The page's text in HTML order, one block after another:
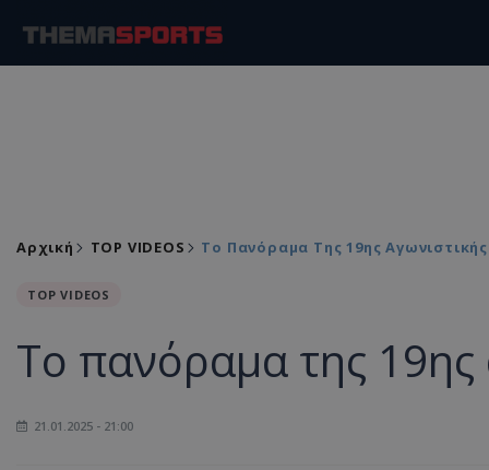
Αρχική TOP VIDEOS Το Πανόραμα Της 19ης Αγωνιστικής
TOP VIDEOS
Το πανόραμα της 19ης
21.01.2025 - 21:00